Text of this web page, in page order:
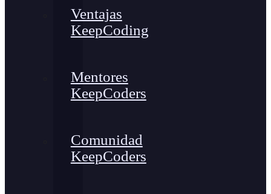
Ventajas
KeepCoding
Mentores
KeepCoders
Comunidad
KeepCoders